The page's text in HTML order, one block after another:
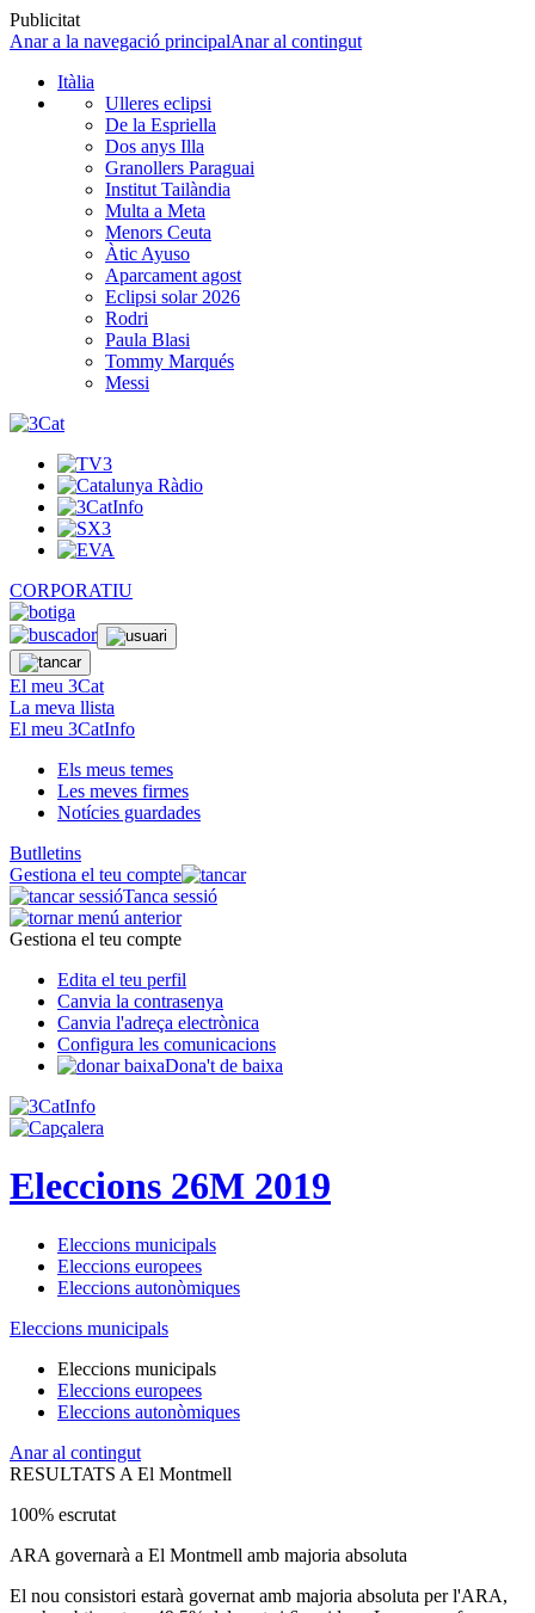
Publicitat
Anar a la navegació principalAnar al contingut
Itàlia
Ulleres eclipsi
De la Espriella
Dos anys Illa
Granollers Paraguai
Institut Tailàndia
Multa a Meta
Menors Ceuta
Àtic Ayuso
Aparcament agost
Eclipsi solar 2026
Rodri
Paula Blasi
Tommy Marqués
Messi
CORPORATIU
El meu 3Cat
La meva llista
El meu 3CatInfo
Els meus temes
Les meves firmes
Notícies guardades
Butlletins
Gestiona el teu compte
Tanca sessió
Gestiona el teu compte
Edita el teu perfil
Canvia la contrasenya
Canvia l'adreça electrònica
Configura les comunicacions
Dona't de baixa
Eleccions 26M 2019
Eleccions municipals
Eleccions europees
Eleccions autonòmiques
Eleccions municipals
Eleccions municipals
Eleccions europees
Eleccions autonòmiques
Anar al contingut
RESULTATS A El Montmell
100% escrutat
ARA governarà a El Montmell amb majoria absoluta
El nou consistori estarà governat amb majoria absoluta per l'ARA,